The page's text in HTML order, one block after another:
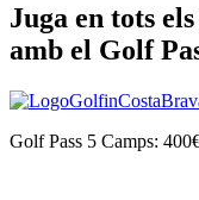
Juga en tots
amb el Golf
Golf Pass 5 Camps: